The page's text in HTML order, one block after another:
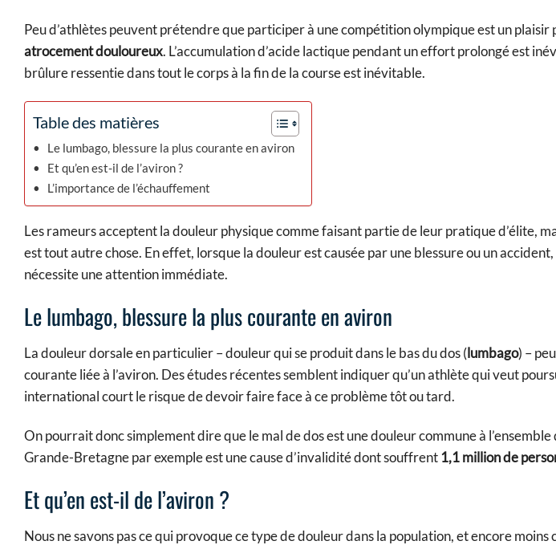
Peu d’athlètes peuvent prétendre que participer à une compétition olympique est un plaisir
atrocement douloureux. L’accumulation d’acide lactique pendant un effort prolongé est
brûlure ressentie dans tout le corps à la fin de la course est inévitable.
Table des matières
Le lumbago, blessure la plus courante en aviron
Et qu’en est-il de l’aviron ?
L’importance de l’échauffement
Les rameurs acceptent la douleur physique comme faisant partie de leur pratique d’élite,
est tout autre chose. En effet, lorsque la douleur est causée par une blessure ou un
nécessite une attention immédiate.
Le lumbago, blessure la plus courante en aviron
La douleur dorsale en particulier – douleur qui se produit dans le bas du dos (lumbago) –
courante liée à l’aviron. Des études récentes semblent indiquer qu’un athlète qui veut
international court le risque de devoir faire face à ce problème tôt ou tard.
On pourrait donc simplement dire que le mal de dos est une douleur commune à
Grande-Bretagne par exemple est une cause d’invalidité dont souffrent1,1 million de
Et qu’en est-il de l’aviron ?
Nous ne savons pas ce qui provoque ce type de douleur dans la population, et encore moins